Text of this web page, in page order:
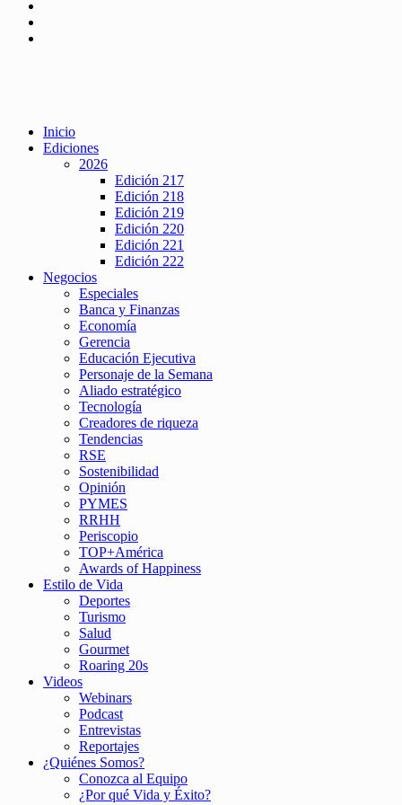
Inicio
Ediciones
2026
Edición 217
Edición 218
Edición 219
Edición 220
Edición 221
Edición 222
Negocios
Especiales
Banca y Finanzas
Economía
Gerencia
Educación Ejecutiva
Personaje de la Semana
Aliado estratégico
Tecnología
Creadores de riqueza
Tendencias
RSE
Sostenibilidad
Opinión
PYMES
RRHH
Periscopio
TOP+América
Awards of Happiness
Estilo de Vida
Deportes
Turismo
Salud
Gourmet
Roaring 20s
Videos
Webinars
Podcast
Entrevistas
Reportajes
¿Quiénes Somos?
Conozca al Equipo
¿Por qué Vida y Éxito?